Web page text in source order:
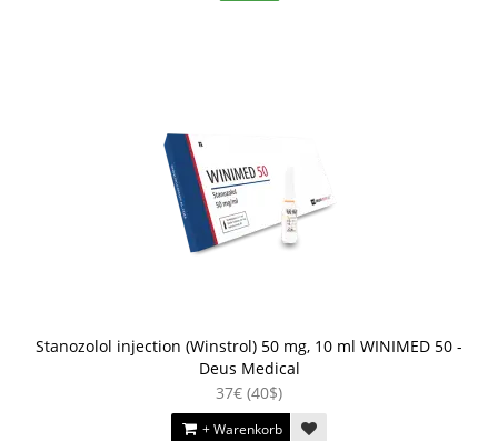
Stanozolol injection (Winstrol) 50 mg, 10 ml WINIMED 50 -
Deus Medical
37€ (40$)
+ Warenkorb